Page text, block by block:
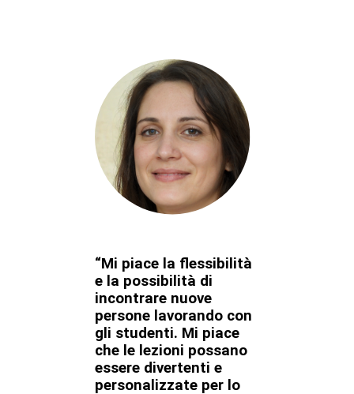
“Mi piace la flessibilità
e la possibilità di
incontrare nuove
persone lavorando con
gli studenti. Mi piace
che le lezioni possano
essere divertenti e
personalizzate per lo